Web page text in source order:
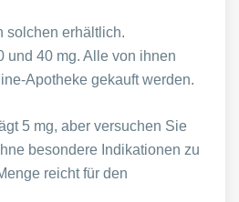
solchen erhältlich.
und 40 mg. Alle von ihnen
Apotheke gekauft werden.
5 mg, aber versuchen Sie
besondere Indikationen zu
reicht für den